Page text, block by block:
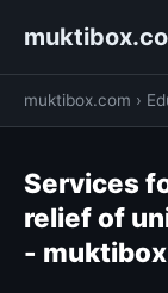
muktibox.com ›
Services
relief of
-